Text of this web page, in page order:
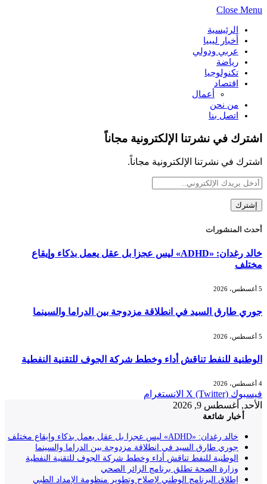
Close Menu
الرئيسية
أخبار ليبيا
عربي ودولي
رياضة
تكنولوجيا
اقتصاد
أعمال
من نحن
اتصل بنا
اشترك في نشرتنا الإلكترونية مجاناً
اشترك في نشرتنا الإلكترونية مجاناً.
أحدث المنشورات
خالد رغدان: «ADHD» ليس عجزا بل عقل يعمل بذكاء وإيقاع
مختلف
جوري طارق السيد في انطلاقة مزدوجة بين الدراما والسينما
الوطنية للنفط تناقش أداء وخطط شركة الجوف للتقنية النفطية
فيسبوك X (Twitter) الانستغرام
الأحد, أغسطس 9, 2026
أخبار شائعة
خالد رغدان: «ADHD» ليس عجزا بل عقل يعمل بذكاء وإيقاع مختلف
جوري طارق السيد في انطلاقة مزدوجة بين الدراما والسينما
الوطنية للنفط تناقش أداء وخطط شركة الجوف للتقنية النفطية
وزارة الصحة تطلق برنامج الزائر الصحي
إطلاق البرنامج الوطني لإصلاح وتطوير منظومة الإمداد الطبي